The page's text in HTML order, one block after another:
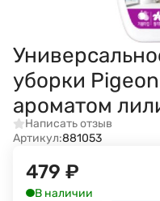
уборки
ароматом
Написать отзыв
Артикул:881053
479 ₽
В наличии